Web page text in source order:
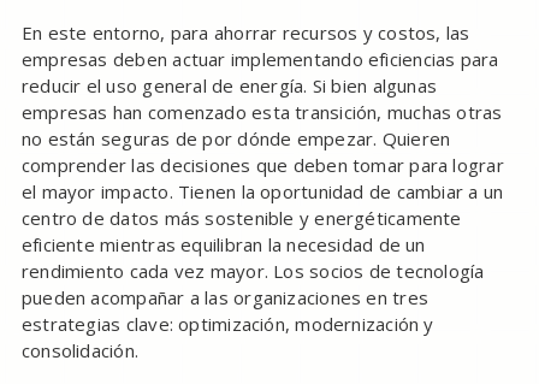
En este entorno, para ahorrar recursos y costos, las
empresas deben actuar implementando eficiencias para
reducir el uso general de energía. Si bien algunas
empresas han comenzado esta transición, muchas otras
no están seguras de por dónde empezar. Quieren
comprender las decisiones que deben tomar para lograr
el mayor impacto. Tienen la oportunidad de cambiar a un
centro de datos más sostenible y energéticamente
eficiente mientras equilibran la necesidad de un
rendimiento cada vez mayor. Los socios de tecnología
pueden acompañar a las organizaciones en tres
estrategias clave: optimización, modernización y
consolidación.